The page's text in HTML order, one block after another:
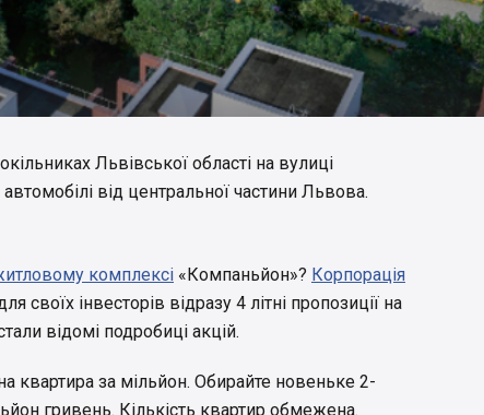
Львівської області на вулиці
від центральної частини Львова.
комплексі «Компаньйон»? Корпорація
своїх інвесторів відразу 4 літні пропозиції на
відомі подробиці акцій.
квартира за мільйон. Обирайте новеньке 2-
гривень. Кількість квартир обмежена.